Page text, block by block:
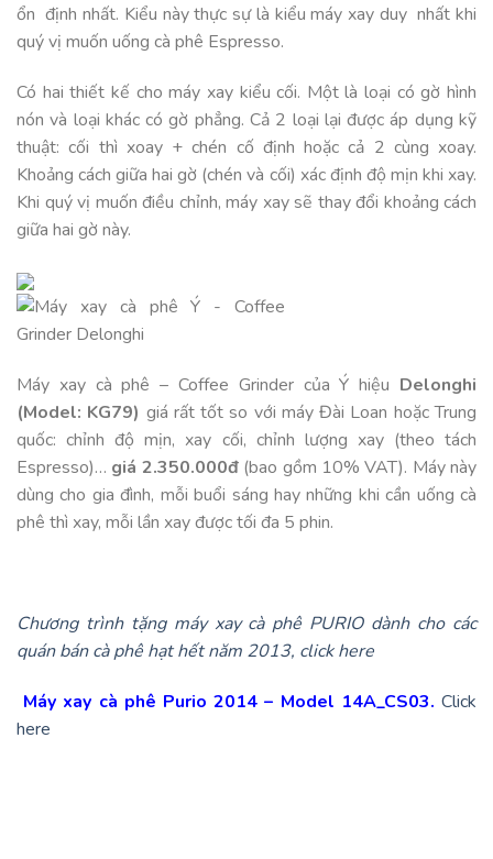
ổn định nhất. Kiểu này thực sự là kiểu máy xay duy nhất khi
quý vị muốn uống cà phê Espresso.
Có hai thiết kế cho máy xay kiểu cối. Một là loại có gờ hình
nón và loại khác có gờ phẳng. Cả 2 loại lại được áp dụng kỹ
thuật: cối thì xoay + chén cố định hoặc cả 2 cùng xoay.
Khoảng cách giữa hai gờ (chén và cối) xác định độ mịn khi xay.
Khi quý vị muốn điều chỉnh, máy xay sẽ thay đổi khoảng cách
giữa hai gờ này.
Máy xay cà phê – Coffee Grinder của Ý hiệu Delonghi
(Model: KG79) giá rất tốt so với máy Đài Loan hoặc Trung
quốc: chỉnh độ mịn, xay cối, chỉnh lượng xay (theo tách
Espresso)… giá 2.350.000đ(bao gồm 10% VAT). Máy này
dùng cho gia đình, mỗi buổi sáng hay những khi cần uống cà
phê thì xay, mỗi lần xay được tối đa 5 phin.
Chương trình tặng máy xay cà phê PURIO dành cho các
quán bán cà phê hạt hết năm 2013, click here
Máy xay cà phê Purio 2014 – Model 14A_CS03. Click
here